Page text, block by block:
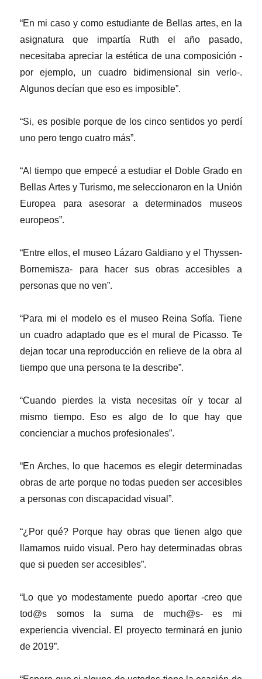
“En mi caso y como estudiante de Bellas artes, en la
asignatura que impartía Ruth el año pasado,
necesitaba apreciar la estética de una composición -
por ejemplo, un cuadro bidimensional sin verlo-.
Algunos decían que eso es imposible”.
“Si, es posible porque de los cinco sentidos yo perdí
uno pero tengo cuatro más”.
“Al tiempo que empecé a estudiar el Doble Grado en
Bellas Artes y Turismo, me seleccionaron en la Unión
Europea para asesorar a determinados museos
europeos”.
“Entre ellos, el museo Lázaro Galdiano y el Thyssen-
Bornemisza- para hacer sus obras accesibles a
personas que no ven”.
“Para mi el modelo es el museo Reina Sofía. Tiene
un cuadro adaptado que es el mural de Picasso. Te
dejan tocar una reproducción en relieve de la obra al
tiempo que una persona te la describe”.
“Cuando pierdes la vista necesitas oír y tocar al
mismo tiempo. Eso es algo de lo que hay que
concienciar a muchos profesionales”.
“En Arches, lo que hacemos es elegir determinadas
obras de arte porque no todas pueden ser accesibles
a personas con discapacidad visual”.
“¿Por qué? Porque hay obras que tienen algo que
llamamos ruido visual. Pero hay determinadas obras
que si pueden ser accesibles”.
“Lo que yo modestamente puedo aportar -creo que
tod@s somos la suma de much@s- es mi
experiencia vivencial. El proyecto terminará en junio
de 2019”.